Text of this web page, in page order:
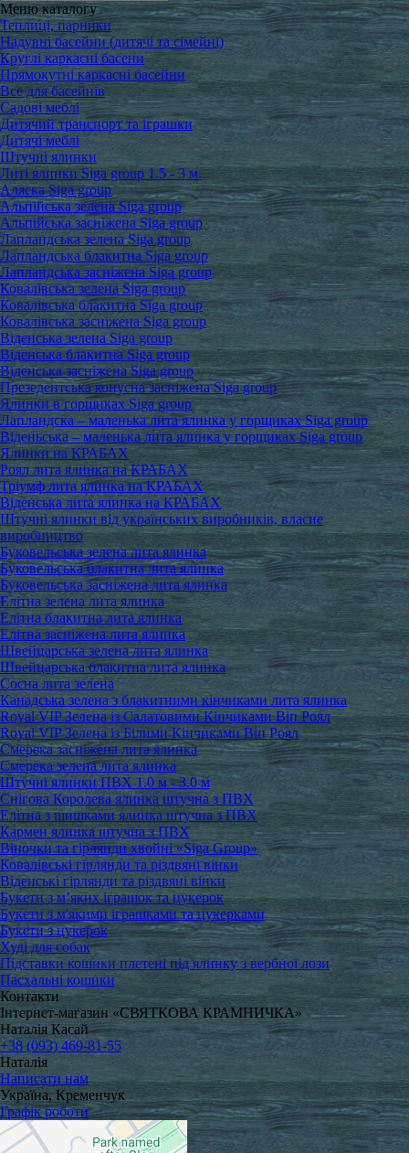
Менюкаталогу
Теплиці, парники
Надувні басейни (дитячі та сімейні)
Круглі каркасні басени
Прямокутні каркасні басейни
Все для басейнів
Садові меблі
Дитячий транспорт та іграшки
Дитячі меблі
Штучні ялинки
Литі ялинки Siga group 1.5 - 3 м.
Аляска Siga group
Альпійська зелена Siga group
Альпійська засніжена Siga group
Лапландська зелена Siga group
Лапландська блакитна Siga group
Лапландська засніжена Siga group
Ковалівська зелена Siga group
Ковалівська блакитна Siga group
Ковалівська засніжена Siga group
Віденська зелена Siga group
Віденська блакитна Siga group
Віденська засніжена Siga group
Презедентська конусна засніжена Siga group
Ялинки в горщиках Siga group
Лапландска – маленька лита ялинка у горщиках Siga group
Віденьська – маленька лита ялинка у горщиках Siga group
Ялинки на КРАБАХ
Роял лита ялинка на КРАБАХ
Тріумф лита ялинка на КРАБАХ
Віденська лита ялинка на КРАБАХ
Штучні ялинки від українських виробників, власне
виробництво
Буковельська зелена лита ялинка
Буковельська блакитна лита ялинка
Буковельська засніжена лита ялинка
Елітна зелена лита ялинка
Елітна блакитна лита ялинка
Елітна засніжена лита ялинка
Швейцарська зелена лита ялинка
Швейцарська блакитна лита ялинка
Сосна лита зелена
Канадська зелена з блакитними кінчиками лита ялинка
Royal VIP Зелена із Салатовими Кінчиками Віп Роял
Royal VIP Зелена із Білими Кінчиками Віп Роял
Смерека засніжена лита ялинка
Смерека зелена лита ялинка
Штучні ялинки ПВХ 1.0 м - 3.0 м
Снігова Королева ялинка штучна з ПВХ
Елітна з шишками ялинка штучна з ПВХ
Кармен ялинка штучна з ПВХ
Віночки та гірлянди хвойні «Siga Group»
Ковалівські гірлянди та різдвяні вінки
Віденські гірлянди та різдвяні вінки
Букети з м’яких іграшок та цукерок
Букети з м'якими іграшками та цукерками
Букети з цукерок
Худі для собак
Підставки кошики плетені під ялинку з вербної лози
Пасхальні кошики
Контакти
Інтернет-магазин «СВЯТКОВА КРАМНИЧКА»
Наталія Касай
+38 (093) 469-81-55
Наталія
Написати нам
Україна, Кременчук
Графік роботи